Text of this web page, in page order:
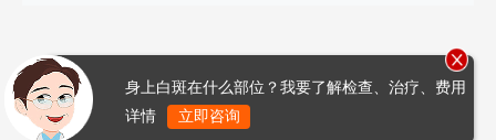
身上白斑在什么部位？我要了解检查、治疗、费用
详情
立即咨询